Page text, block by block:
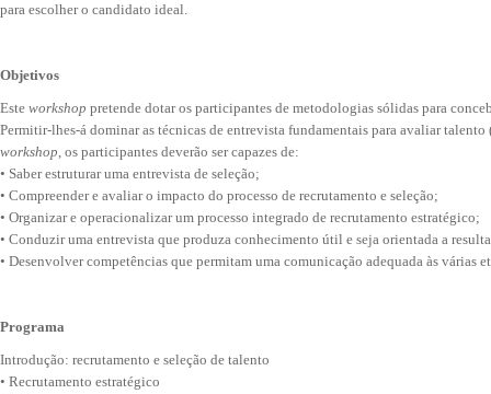
para escolher o candidato ideal.
Objetivos
Este workshop pretende dotar os participantes de metodologias sólidas para
Permitir-lhes-á dominar as técnicas de entrevista fundamentais para avaliar
workshop, os participantes deverão ser capazes de:
• Saber estruturar uma entrevista de seleção;
• Compreender e avaliar o impacto do processo de recrutamento e seleção;
• Organizar e operacionalizar um processo integrado de recrutamento estratégico;
• Conduzir uma entrevista que produza conhecimento útil e seja orientada a
• Desenvolver competências que permitam uma comunicação adequada às várias
Programa
Introdução: recrutamento e seleção de talento
• Recrutamento estratégico